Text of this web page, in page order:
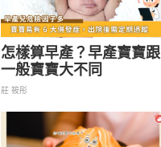
怎樣算早產？早產寶寶跟
一般寶寶大不同
莊 筱彤